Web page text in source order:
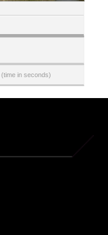
(time in seconds)